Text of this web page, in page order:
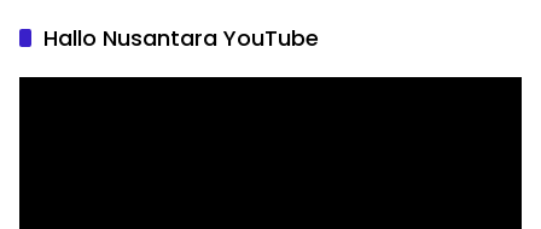
Hallo Nusantara YouTube